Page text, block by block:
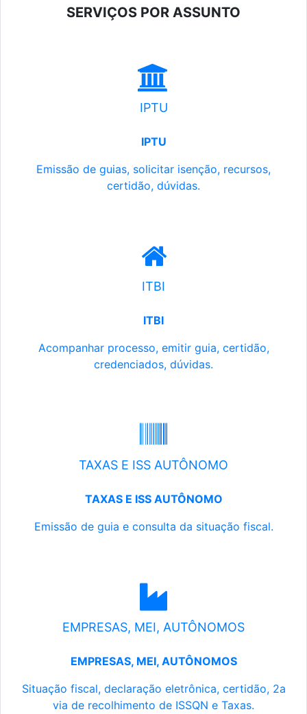
SERVIÇOS POR ASSUNTO
IPTU
IPTU
Emissão de guias, solicitar isenção, recursos,
certidão, dúvidas.
ITBI
ITBI
Acompanhar processo, emitir guia, certidão,
credenciados, dúvidas.
TAXAS E ISS AUTÔNOMO
TAXAS E ISS AUTÔNOMO
Emissão de guia e consulta da situação fiscal.
EMPRESAS, MEI, AUTÔNOMOS
EMPRESAS, MEI, AUTÔNOMOS
Situação fiscal, declaração eletrônica, certidão, 2a
via de recolhimento de ISSQN e Taxas.